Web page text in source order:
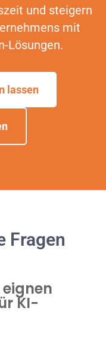
und steigern
mit
Lösungen.
lassen
Fragen
eignen
KI-